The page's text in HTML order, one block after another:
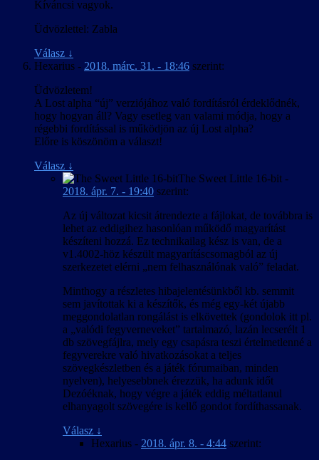
Kíváncsi vagyok.
Üdvözlettel: Zabla
Válasz ↓
Hexarius - 2018. márc. 31. - 18:46 szerint:
Üdvözletem!
A Lost alpha “új” verziójához való fordításról érdeklődnék,
hogy hogyan áll? Vagy esetleg van valami módja, hogy a
régebbi fordítással is működjön az új Lost alpha?
Előre is köszönöm a választ!
Válasz ↓
The Sweet Little 16-bit -
2018. ápr. 7. - 19:40 szerint:
Az új változat kicsit átrendezte a fájlokat, de továbbra is
lehet az eddigihez hasonlóan működő magyarítást
készíteni hozzá. Ez technikailag kész is van, de a
v1.4002-höz készült magyarításcsomagból az új
szerkezetet elérni „nem felhasználónak való” feladat.
Minthogy a részletes hibajelentésünkből kb. semmit
sem javítottak ki a készítők, és még egy-két újabb
meggondolatlan rongálást is elkövettek (gondolok itt pl.
a „valódi fegyverneveket” tartalmazó, lazán lecserélt 1
db szövegfájlra, mely egy csapásra teszi értelmetlenné a
fegyverekre való hivatkozásokat a teljes
szövegkészletben és a játék fórumaiban, minden
nyelven), helyesebbnek érezzük, ha adunk időt
Dezóéknak, hogy végre a játék eddig méltatlanul
elhanyagolt szövegére is kellő gondot fordíthassanak.
Válasz ↓
Hexarius - 2018. ápr. 8. - 4:44 szerint: